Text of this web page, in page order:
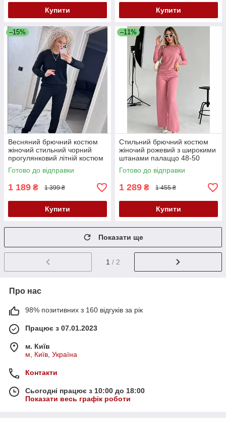
Купити Купити
–15%
Весняний брючний костюм
жіночий стильний чорний
прогулянковий літній костюм
жіночий трикотажний костюм
двійка весна
Готово до відправки
1 189 ₴ 1 399 ₴
Купити
–11%
Стильний брючний костюм
жіночий рожевий з широкими
штанами палаццо 48-50
розмір
Готово до відправки
1 289 ₴ 1 455 ₴
Купити
Показати ще
1 / 2
Про нас
98% позитивних з 160 відгуків за рік
Працює з 07.01.2023
м. Київ
м, Київ, Україна
Контакти
Сьогодні працює з 10:00 до 18:00
Показати весь графік роботи